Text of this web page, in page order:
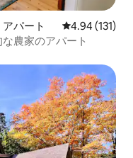
パート レビュー131
4.94 (131)
農家のアパート